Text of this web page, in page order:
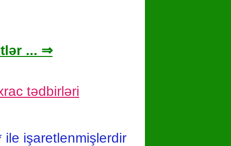
... ⇒
tədbirləri
ile işaretlenmişlerdir